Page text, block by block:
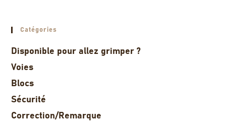
Catégories
Disponible pour allez grimper ?
Voies
Blocs
Sécurité
Correction/Remarque